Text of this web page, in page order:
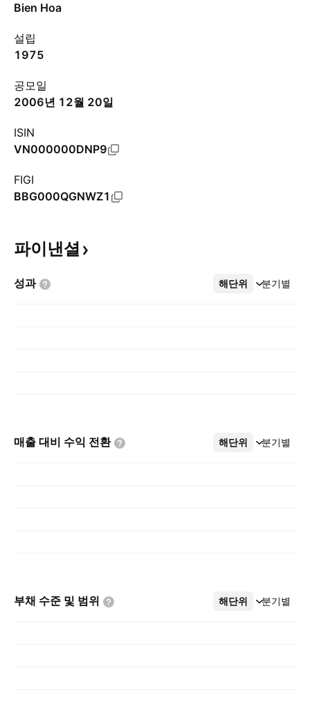
Bien Hoa
설립
1975
공모일
2006년 12월 20일
ISIN
VN000000DNP9
FIGI
BBG000QGNWZ1
파이낸셜
성과 해단위 분기별
더보기
매출 대비 수익 전환 해단위 분기별
더보기
부채 수준 및 범위 해단위 분기별
더보기